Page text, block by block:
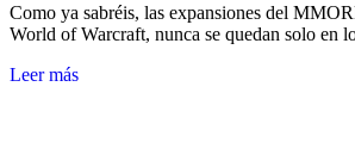
Como ya sabréis, las expansiones del
World of Warcraft, nunca se quedan solo en
Leer más